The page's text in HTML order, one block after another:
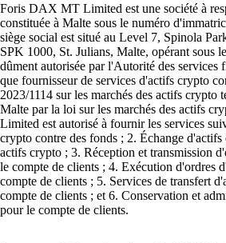
Foris DAX MT Limited est une société à
constituée à Malte sous le numéro
siège social est situé au Level 7, Spinola
SPK 1000, St. Julians, Malte, opérant sous
dûment autorisée par l'Autorité des services
que fournisseur de services d'actifs crypto
2023/1114 sur les marchés des actifs crypto
Malte par la loi sur les marchés des actifs
Limited est autorisé à fournir les services
crypto contre des fonds ; 2. Échange
actifs crypto ; 3. Réception et transmission
le compte de clients ; 4. Exécution d'ordres
compte de clients ; 5. Services de transfert
compte de clients ; et 6. Conservation et
pour le compte de clients.